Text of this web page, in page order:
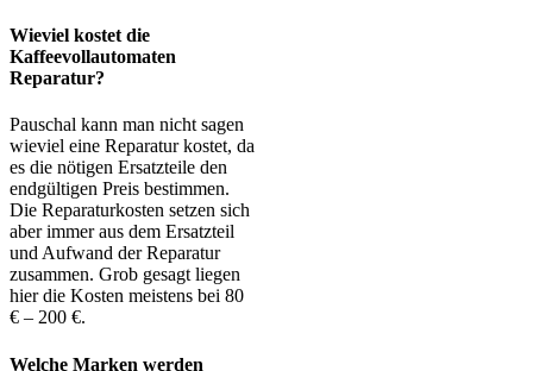
Wieviel kostet die
Kaffeevollautomaten
Reparatur?
Pauschal kann man nicht sagen
wieviel eine Reparatur kostet, da
es die nötigen Ersatzteile den
endgültigen Preis bestimmen.
Die Reparaturkosten setzen sich
aber immer aus dem Ersatzteil
und Aufwand der Reparatur
zusammen. Grob gesagt liegen
hier die Kosten meistens bei 80
€ – 200 €.
Welche Marken werden